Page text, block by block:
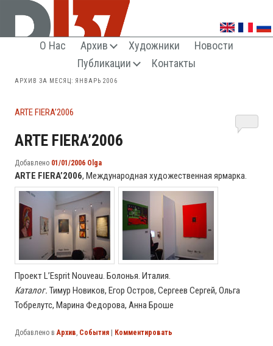
КЛУБ ЦЕНИТЕЛЕЙ ВНЕАКТУАЛЬНОГО ИСКУССТВА
О Нас Архив Художники
Новости
Публикации
Контакты
АРХИВ ЗА МЕСЯЦ: ЯНВАРЬ 2006
ARTE FIERA’2006
ARTE FIERA’2006
Добавлено 01/01/2006 Olga
ARTE FIERA’2006, Международная художественная ярмарка.
Проект L’Esprit Nouveau. Болонья. Италия.
Каталог. Тимур Новиков, Егор Остров, Сергеев Сергей, Ольга
Тобрелутс, Марина Федорова, Анна Броше
Добавлено вАрхив, События Комментировать